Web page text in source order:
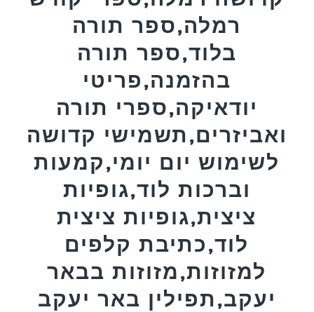
רמלה,ספר תורה
בלוד,ספר תורה
בהזמנה,פריטי
יודאיקה,ספרי תורה
ואביזרים,תשמישי קדושה
לשימוש יום יומי,קמעות
וברכות לוד,גופיות
ציצית,גופיות ציצית
לוד,כתיבת קלפים
למזוזות,מזוזות בבאר
יעקב,תפילין באר יעקב